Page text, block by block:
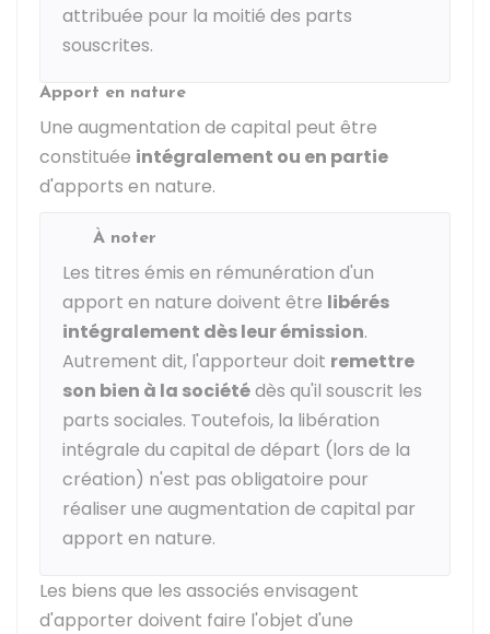
attribuée pour la moitié des parts
souscrites.
Apport en nature
Une augmentation de capital peut être
constituée intégralement ou en partie
d'apports en nature.
À noter
Les titres émis en rémunération d'un
apport en nature doivent être libérés
intégralement dès leur émission.
Autrement dit, l'apporteur doit remettre
son bien à la sociétédès qu'il souscrit les
parts sociales. Toutefois, la libération
intégrale du capital de départ (lors de la
création) n'est pas obligatoire pour
réaliser une augmentation de capital par
apport en nature.
Les biens que les associés envisagent
d'apporter doivent faire l'objet d'une